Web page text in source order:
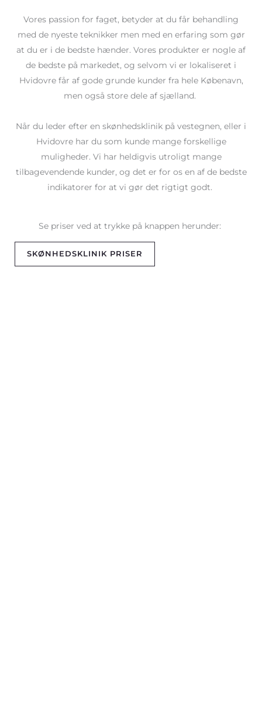
Vores passion for faget, betyder at du får behandling
med de nyeste teknikker men med en erfaring som gør
at du er i de bedste hænder. Vores produkter er nogle af
de bedste på markedet, og selvom vi er lokaliseret i
Hvidovre får af gode grunde kunder fra hele Købenavn,
men også store dele af sjælland.
Når du leder efter en skønhedsklinik på vestegnen, eller i
Hvidovre har du som kunde mange forskellige
muligheder. Vi har heldigvis utroligt mange
tilbagevendende kunder, og det er for os en af de bedste
indikatorer for at vi gør det rigtigt godt.
Se priser ved at trykke på knappen herunder:
SKØNHEDSKLINIK PRISER